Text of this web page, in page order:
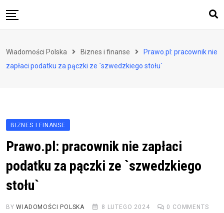
to
Zdrowie i styl życia
Wiadomości Polska Biznes i finanse
Prawo.pl: pracownik nie
zapłaci podatku za pączki ze `szwedzkiego stołu`
BIZNES I FINANSE
Prawo.pl: pracownik nie zapłaci
podatku za pączki ze `szwedzkiego
stołu`
BYWIADOMOŚCI POLSKA 8 LUTEGO 2024 0 COMMENTS